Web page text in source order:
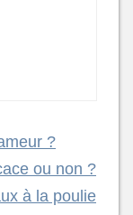
?
ou non ?
à la poulie